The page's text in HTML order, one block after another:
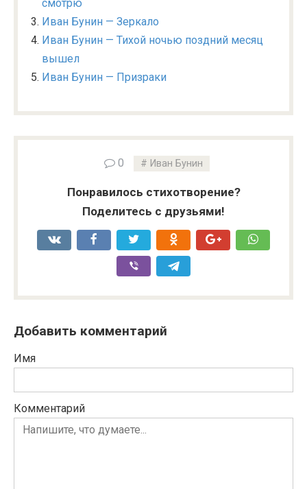
смотрю
Иван Бунин — Зеркало
Иван Бунин — Тихой ночью поздний месяц
вышел
Иван Бунин — Призраки
0 Иван Бунин
Понравилось стихотворение?
Поделитесь с друзьями!
Добавить комментарий
Имя
Комментарий